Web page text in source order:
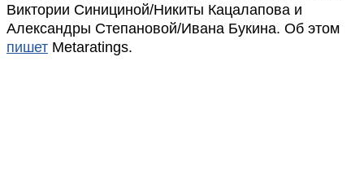
Виктории Синициной/Никиты Кацалапова и
Александры Степановой/Ивана Букина. Об этом
пишет Metaratings.